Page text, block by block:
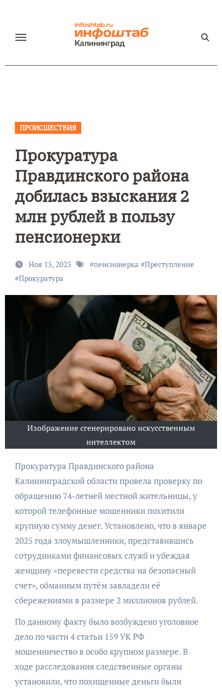
содержанию
ПРОИСШЕСТВИЯ
Прокуратура
Правдинского района
добилась взыскания 2
млн рублей в пользу
пенсионерки
Ноя 15, 2025 #пенсионерка #Преступление
#Прокуратура
Изображение сгенерировано искусственным
интеллектом
Прокуратура Правдинского района
Калининградской области провела проверку по
обращению 74-летней местной жительницы, у
которой телефонные мошенники похитили
крупную сумму денег. Установлено, что в январе
2025 года злоумышленники, представившись
сотрудниками финансовых служб и убеждая
женщину «перевести средства на безопасный
счет», обманным путём завладели её
сбережениями в размере 2 миллионов рублей.
По данному факту было возбуждено уголовное
дело по части 4 статьи 159 УК РФ
мошенничество в особо крупном размере. В
ходе расследования следственные органы
установили, что похищенные деньги были